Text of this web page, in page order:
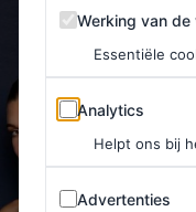
Werking van de
Werking van
Essentiële
Analytics
Analytics
Helpt ons bij
Advertenties
Advertenties